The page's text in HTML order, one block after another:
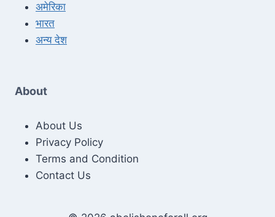
अमेरिका
भारत
अन्य देश
About
About Us
Privacy Policy
Terms and Condition
Contact Us